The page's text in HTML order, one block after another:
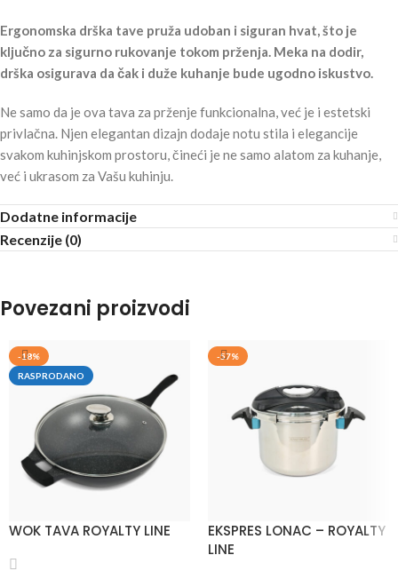
Ergonomska drška tave pruža udoban i siguran hvat, što je
ključno za sigurno rukovanje tokom prženja. Meka na dodir,
drška osigurava da čak i duže kuhanje bude ugodno iskustvo.
Ne samo da je ova tava za prženje funkcionalna, već je i estetski
privlačna. Njen elegantan dizajn dodaje notu stila i elegancije
svakom kuhinjskom prostoru, čineći je ne samo alatom za kuhanje,
već i ukrasom za Vašu kuhinju.
Dodatne informacije
Recenzije (0)
Povezani proizvodi
-18%
RASPRODANO
WOK TAVA ROYALTY LINE
-57%
EKSPRES LONAC – ROYALTY
LINE